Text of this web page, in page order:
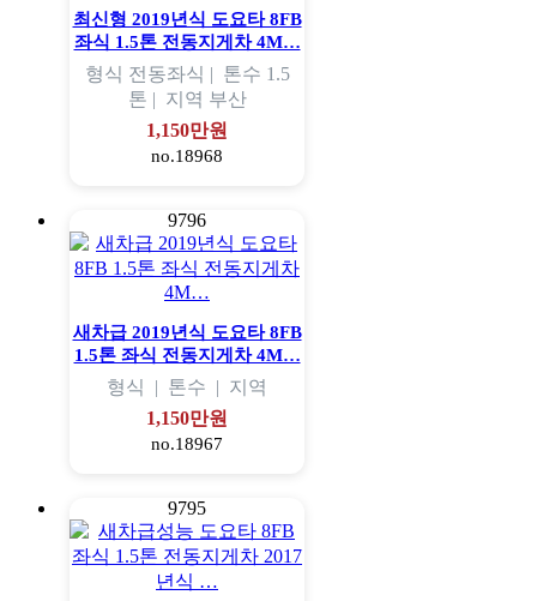
최신형 2019년식 도요타 8FB
좌식 1.5톤 전동지게차 4M…
형식 전동좌식 | 톤수 1.5
톤 | 지역 부산
1,150만원
no.18968
9796
새차급 2019년식 도요타 8FB
1.5톤 좌식 전동지게차 4M…
형식 | 톤수 | 지역
1,150만원
no.18967
9795